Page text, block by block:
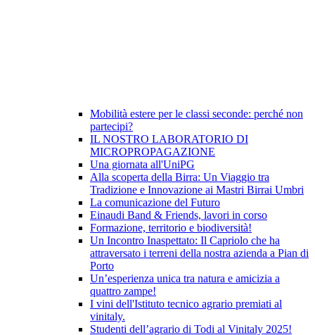
Mobilità estere per le classi seconde: perché non
partecipi?
IL NOSTRO LABORATORIO DI
MICROPROPAGAZIONE
Una giornata all'UniPG
Alla scoperta della Birra: Un Viaggio tra
Tradizione e Innovazione ai Mastri Birrai Umbri
La comunicazione del Futuro
Einaudi Band & Friends, lavori in corso
Formazione, territorio e biodiversità!
Un Incontro Inaspettato: Il Capriolo che ha
attraversato i terreni della nostra azienda a Pian di
Porto
Un’esperienza unica tra natura e amicizia a
quattro zampe!
I vini dell'Istituto tecnico agrario premiati al
vinitaly.
Studenti dell’agrario di Todi al Vinitaly 2025!